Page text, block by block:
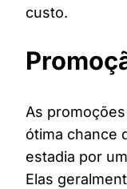
custo.
As
ótima chance
estadia por
Elas